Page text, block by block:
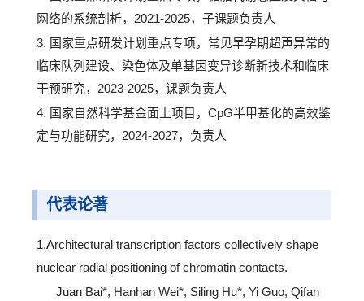
网络的系统剖析，2021-2025，子课题负责人
3. 国家重点研发计划重点专项，常见早孕期超声异常的
临床队列建设、染色体及单基因变异诊断新技术和临床
干预研究，2023-2025，课题负责人
4. 国家自然科学基金面上项目，CpG半甲基化的高效鉴
定与功能研究，2024-2027，负责人
代表论著
1.Architectural transcription factors collectively shape
nuclear radial positioning of chromatin contacts.
Juan Bai*, Hanhan Wei*, Siling Hu*, Yi Guo, Qifan